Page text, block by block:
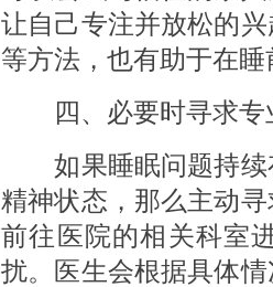
让自己专注并放松的
等方法，也有助于在睡
四、必要时寻求专
如果睡眠问题持续
精神状态，那么主动
前往医院的相关科室
扰。医生会根据具体